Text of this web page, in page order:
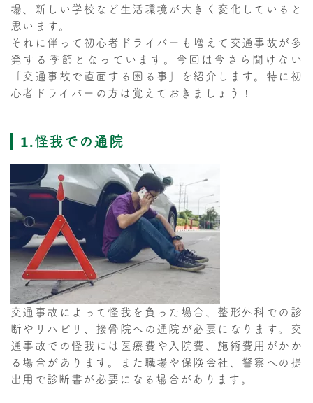
場、新しい学校など生活環境が大きく変化していると
思います。
それに伴って初心者ドライバーも増えて交通事故が多
発する季節となっています。今回は今さら聞けない
「交通事故で直面する困る事」を紹介します。特に初
心者ドライバーの方は覚えておきましょう！
1.怪我での通院
交通事故によって怪我を負った場合、整形外科での診
断やリハビリ、接骨院への通院が必要になります。交
通事故での怪我には医療費や入院費、施術費用がかか
る場合があります。また職場や保険会社、警察への提
出用で診断書が必要になる場合があります。